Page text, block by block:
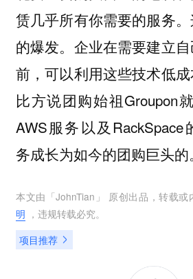
赁几乎所有你需要的服务
的爆发。企业在需要建立
前，可以利用这些技术低成
比方说团购始祖Groupon
AWS服务以及RackSpace
务成长为如今的团购巨头的。
本文由「JohnTian 」 原创出品，转载
明 ，违规转载必究。
项目推荐